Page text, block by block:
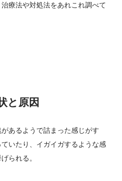
療法や対処法をあれこれ調べて
と原因
あるようで詰まった感じがす
いたり、イガイガするような感
られる。